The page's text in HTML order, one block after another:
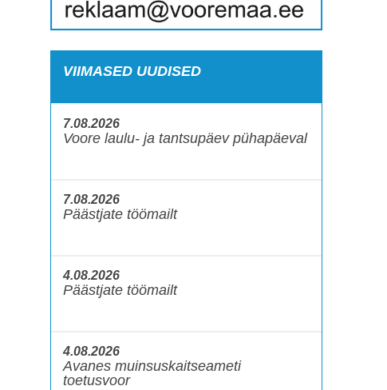
VIIMASED UUDISED
7.08.2026
Voore laulu- ja tantsupäev pühapäeval
7.08.2026
Päästjate töömailt
4.08.2026
Päästjate töömailt
4.08.2026
Avanes muinsuskaitseameti
toetusvoor